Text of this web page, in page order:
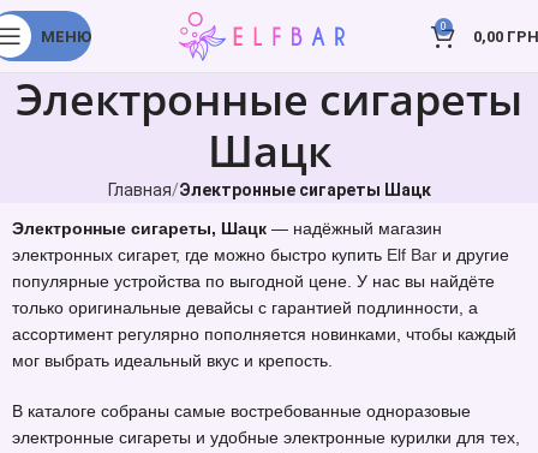
МЕНЮ
0
0,00
Электронные сигареты
Шацк
Главная Электронные сигареты Шацк
Электронные сигареты, Шацк — надёжный магазин
электронных сигарет, где можно быстро купить Elf Bar и другие
популярные устройства по выгодной цене. У нас вы найдёте
только оригинальные девайсы с гарантией подлинности, а
ассортимент регулярно пополняется новинками, чтобы каждый
мог выбрать идеальный вкус и крепость.
В каталоге собраны самые востребованные одноразовые
электронные сигареты и удобные электронные курилки для тех,